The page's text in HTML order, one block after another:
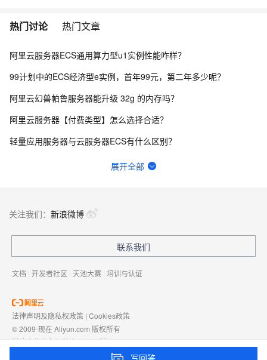
热门讨论 热门文章
阿里云服务器ECS通用算力型u1实例性能咋样？
99计划中的ECS经济型e实例，首年99元，第二年多少呢？
阿里云幻兽帕鲁服务器能升级 32g 的内存吗？
阿里云服务器【付费类型】怎么选择合适？
轻量应用服务器与云服务器ECS有什么区别？
2026年阿里云618活动云服务器怎么买最划算？
阿里云轻量应用服务器适合搭建哪些网站和应用？
展开全部
写回答
关注我们： 新浪微博
联系我们
文档 | 开发者社区 | 天池大赛 | 培训与认证
法律声明及隐私权政策 | Cookies政策
© 2009-现在 Aliyun.com 版权所有
增值电信业务经营许可证： 浙B2-20080101
浙D3-20210002